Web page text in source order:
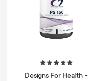
Designs For Health -